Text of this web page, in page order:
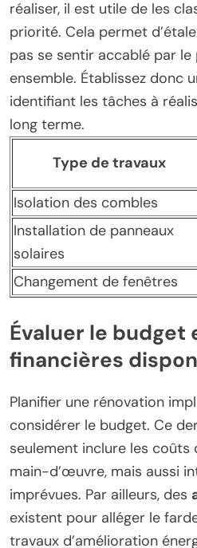
réaliser, il est utile de les
priorité. Cela permet
pas se sentir accablé par
ensemble. Établissez donc
identifiant les tâches à
long terme.
Type de travaux
Isolation des combles
Installation de panneaux
solaires
Changement de fenêtres
Évaluer le budget
financières
Planifier une rénovation
considérer le budget. Ce
seulement inclure les coûts
main-d’œuvre, mais aussi
imprévues. Par ailleurs, des
existent pour alléger le
travaux d’amélioration